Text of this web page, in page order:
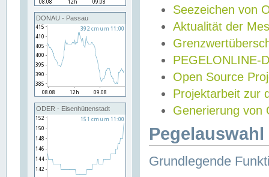
DONAU - Passau
ODER - Eisenhüttenstadt
Seezeichen von
Aktualität der
PEGELONLINE-
Open Source
Projektarbeit zur
Generierung von
Grundlegende